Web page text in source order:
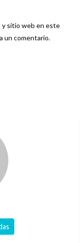
y sitio web en este
un comentario.